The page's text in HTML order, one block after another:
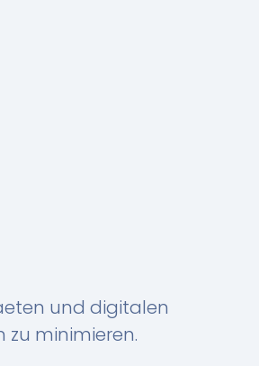
und digitalen
zu minimieren.